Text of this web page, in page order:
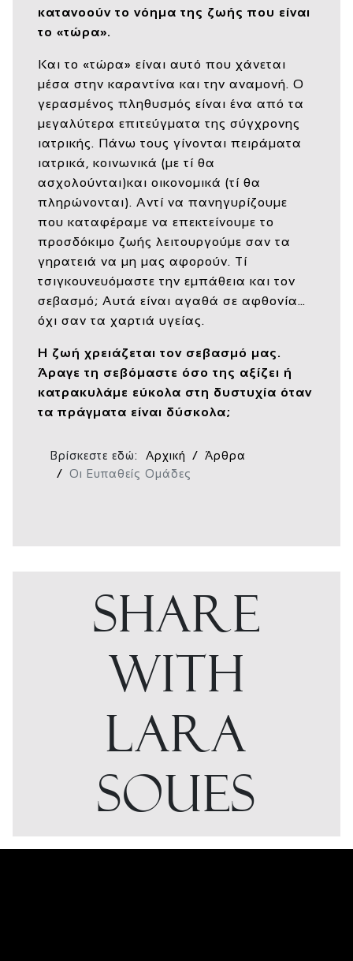
κατανοούν το νόημα της ζωής που είναι
το «τώρα».
Και το «τώρα» είναι αυτό που χάνεται
μέσα στην καραντίνα και την αναμονή. Ο
γερασμένος πληθυσμός είναι ένα από τα
μεγαλύτερα επιτεύγματα της σύγχρονης
ιατρικής. Πάνω τους γίνονται πειράματα
ιατρικά, κοινωνικά (με τί θα
ασχολούνται)και οικονομικά (τί θα
πληρώνονται). Αντί να πανηγυρίζουμε
που καταφέραμε να επεκτείνουμε το
προσδόκιμο ζωής λειτουργούμε σαν τα
γηρατειά να μη μας αφορούν. Τί
τσιγκουνευόμαστε την εμπάθεια και τον
σεβασμό; Αυτά είναι αγαθά σε αφθονία…
όχι σαν τα χαρτιά υγείας.
Η ζωή χρειάζεται τον σεβασμό μας.
Άραγε τη σεβόμαστε όσο της αξίζει ή
κατρακυλάμε εύκολα στη δυστυχία όταν
τα πράγματα είναι δύσκολα;
Βρίσκεστε εδώ: Αρχική
Άρθρα
Οι Ευπαθείς Ομάδες
SHARE
WITH
LARA
SOUES